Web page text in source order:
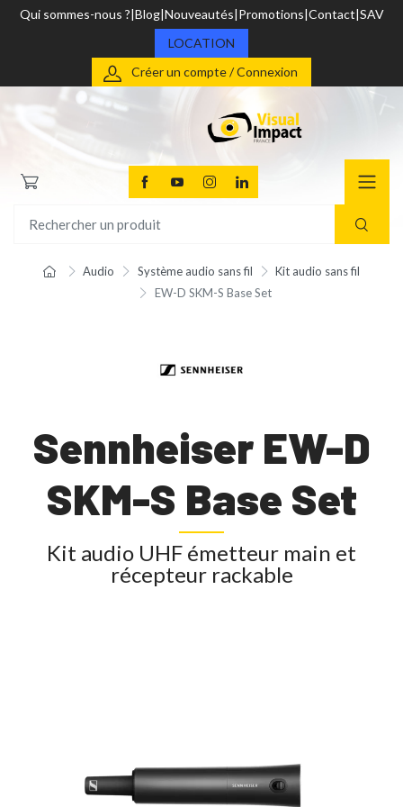
Qui sommes-nous ? Blog Nouveautés Promotions Contact SAV
LOCATION
Créer un compte / Connexion
Audio Système audio sans fil
Kit audio sans fil
EW-D SKM-S Base Set
Sennheiser EW-D
SKM-S Base Set
Kit audio UHF émetteur main et
récepteur rackable